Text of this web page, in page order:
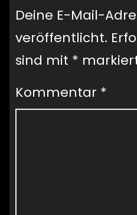
Deine E-Mail-
veröffentlicht.
sind mit *
Kommentar *